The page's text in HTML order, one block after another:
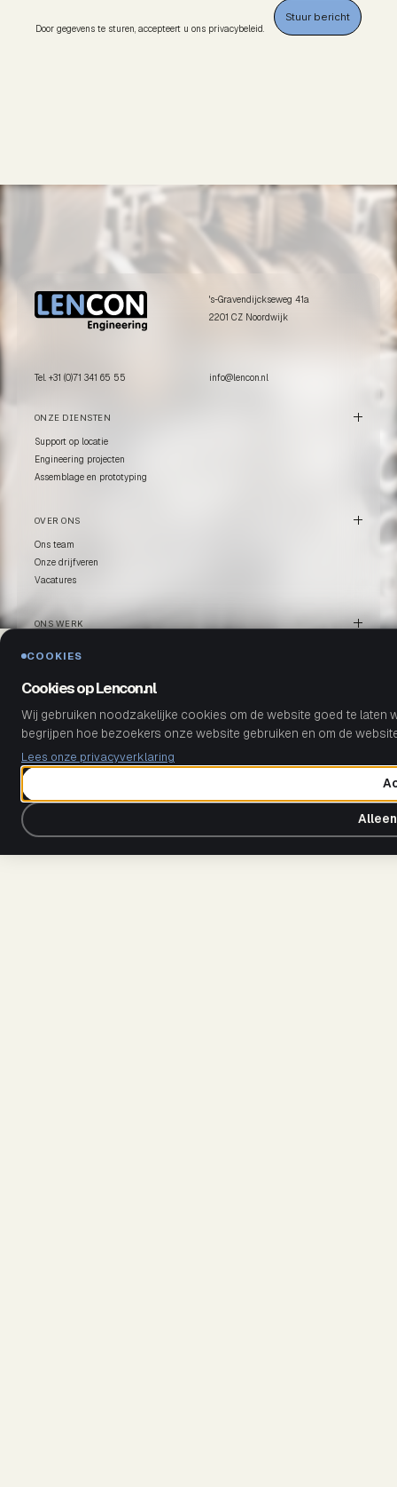
Door gegevens te sturen, accepteert u ons privacybeleid.
's-Gravendijckseweg 41a
2201 CZ Noordwijk
Tel. +31 (0)71 341 65 55 info@lencon.nl
ONZE DIENSTEN
Support op locatie
Engineering projecten
Assemblage en prototyping
OVER ONS
Ons team
Onze drijfveren
Vacatures
ONS WERK
Blogs en downloads
COOKIES
Cookies op Lencon.nl
Wij gebruiken noodzakelijke cookies om de website goed te
begrijpen hoe bezoekers onze website gebruiken en om de
Lees onze privacyverklaring